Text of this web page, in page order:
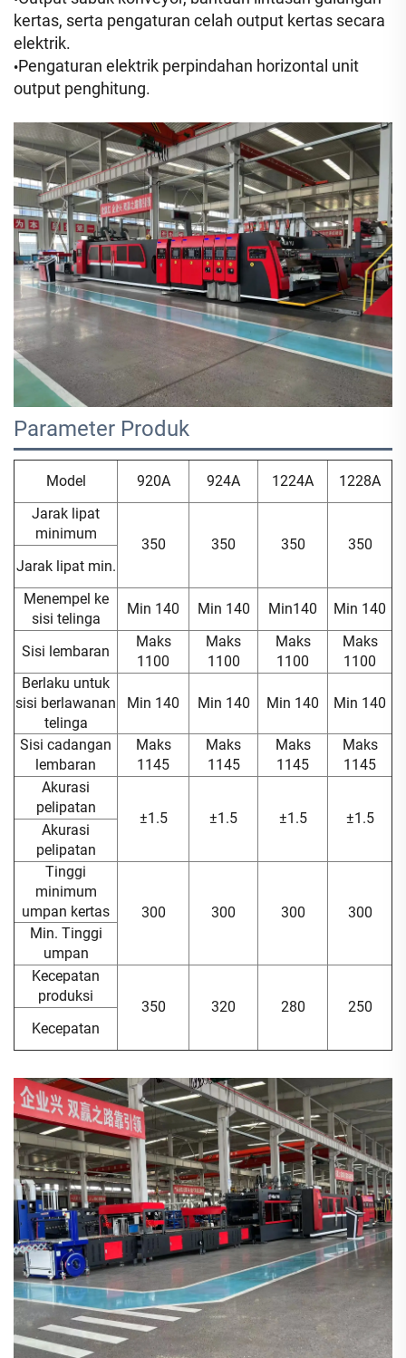
kertas, serta pengaturan celah output kertas secara
elektrik.
•Pengaturan elektrik perpindahan horizontal unit
output penghitung.
Parameter Produk
Model 920A 924A 1224A
1228A
Jarak lipat
minimum
350 350 350
350
Jarak lipat min.
Menempel ke
sisi telinga
Min 140 Min 140 Min140 Min 140
Sisi lembaran
Maks
1100
Maks
1100
Maks
1100
Maks
1100
Berlaku untuk
sisi berlawanan
telinga
Min 140 Min 140 Min 140 Min 140
Sisi cadangan
lembaran
Maks
1145
Maks
1145
Maks
1145
Maks
1145
Akurasi
pelipatan
±1.5 ±1.5 ±1.5 ±1.5
Akurasi
pelipatan
Tinggi
minimum
umpan kertas
300 300 300
300
Min. Tinggi
umpan
Kecepatan
produksi
350 320 280
250
Kecepatan